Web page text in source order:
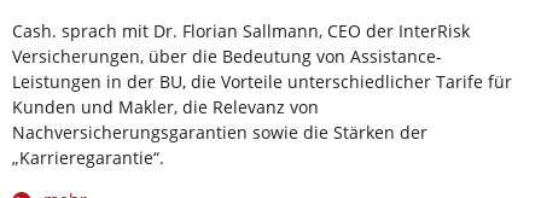
Cash. sprach mit Dr. Florian Sallmann, CEO der InterRisk
Versicherungen, über die Bedeutung von Assistance-
Leistungen in der BU, die Vorteile unterschiedlicher Tarife für
Kunden und Makler, die Relevanz von
Nachversicherungsgarantien sowie die Stärken der
„Karrieregarantie“.